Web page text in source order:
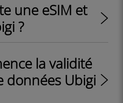
une eSIM et
?
la validité
données Ubigi